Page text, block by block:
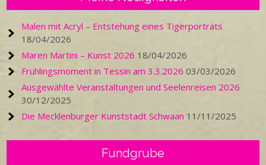
Malen mit Acryl – Entstehung eines Tigerporträts
18/04/2026
Maren Martini – Kunst 2026 18/04/2026
Frühlingsmoment in Tessin am 3.3.2026 03/03/2026
Ausgewählte Veranstaltungen und Seelenreisen 2026
30/12/2025
Die Mecklenburger Kunststadt Schwaan 11/11/2025
Fundgrube